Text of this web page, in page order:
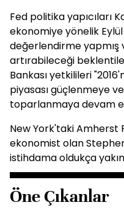
Fed politika yapıcıları
ekonomiye yönelik
değerlendirme yapmış
artırabileceği
Bankası yetkilileri
piyasası güçlenmeye
toparlanmaya devam
New York'taki Amherst
ekonomist olan
istihdama oldukça
Öne Çıkanlar